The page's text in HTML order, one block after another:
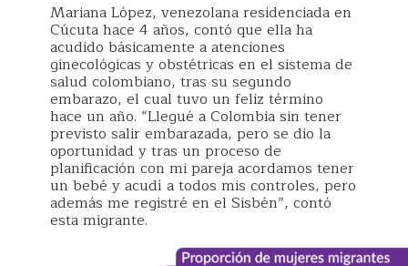
Mariana López, venezolana residenciada en
Cúcuta hace 4 años, contó que ella ha
acudido básicamente a atenciones
ginecológicas y obstétricas en el sistema de
salud colombiano, tras su segundo
embarazo, el cual tuvo un feliz término
hace un año. “Llegué a Colombia sin tener
previsto salir embarazada, pero se dio la
oportunidad y tras un proceso de
planificación con mi pareja acordamos tener
un bebé y acudí a todos mis controles, pero
además me registré en el Sisbén”, contó
esta migrante.